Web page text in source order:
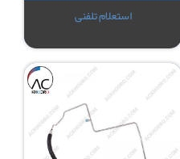
استعلام تلفنی